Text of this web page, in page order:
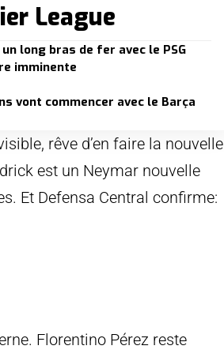
League
long bras de fer avec le PSG
imminente
vont commencer avec le Barça
rêve d’en faire la nouvelle
est un Neymar nouvelle
Et Defensa Central confirme:
Florentino Pérez reste